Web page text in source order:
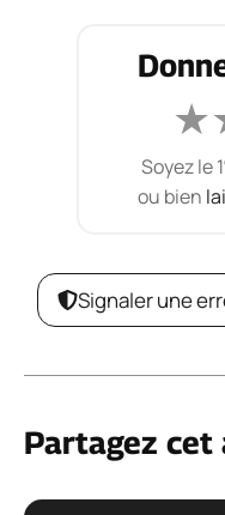
★
Soyez le 1
ou bien
Signaler une
Partagez